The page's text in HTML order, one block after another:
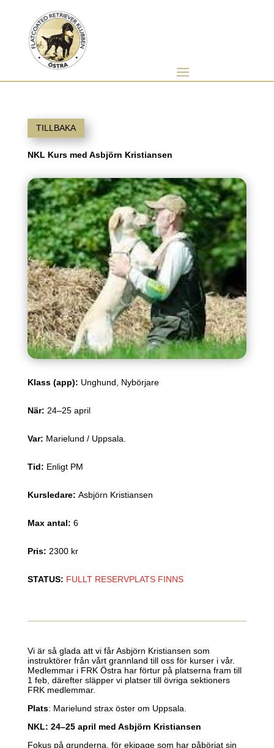
TILLBAKA
NKL Kurs med Asbjörn Kristiansen
Klass (app): Unghund, Nybörjare
När: 24–25 april
Var: Marielund / Uppsala.
Tid: Enligt PM
Kursledare: Asbjörn Kristiansen
Max antal: 6
Pris: 2300 kr
STATUS: FULLT RESERVPLATS FINNS
Vi är så glada att vi får Asbjörn Kristiansen som
instruktörer från vårt grannland till oss för kurser i vår.
Medlemmar i FRK Östra har förtur på platserna fram till
1 feb, därefter släpper vi platser till övriga sektioners
FRK medlemmar.
Plats: Marielund strax öster om Uppsala.
NKL: 24–25 april med Asbjörn Kristiansen
Fokus på grunderna, för ekipage som har påbörjat sin